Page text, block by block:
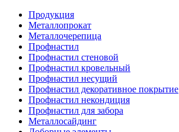
Продукция
Металлопрокат
Металлочерепица
Профнастил
Профнастил стеновой
Профнастил кровельный
Профнастил несущий
Профнастил декоративное покрытие
Профнастил некондиция
Профнастил для забора
Металлосайдинг